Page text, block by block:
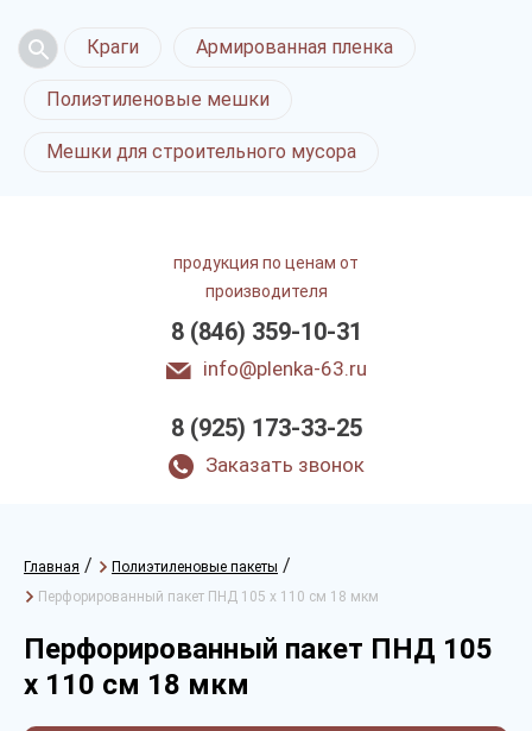
Краги Армированная пленка
Полиэтиленовые мешки
Мешки для строительного мусора
продукция по ценам от
производителя
8 (846) 359-10-31
info@plenka-63.ru
8 (925) 173-33-25
Заказать звонок
Главная / Полиэтиленовые пакеты /
Перфорированный пакет ПНД 105 х 110 см 18 мкм
Перфорированный пакет ПНД 105
х 110 см 18 мкм